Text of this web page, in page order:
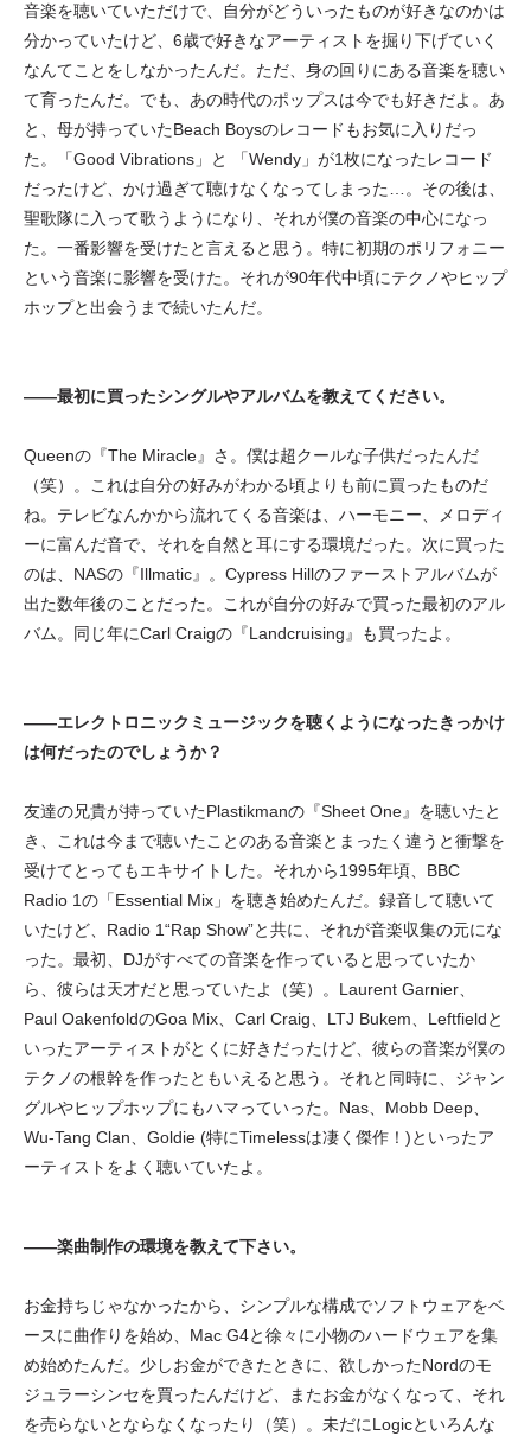
音楽を聴いていただけで、自分がどういったものが好きなのかは
分かっていたけど、6歳で好きなアーティストを掘り下げていく
なんてことをしなかったんだ。ただ、身の回りにある音楽を聴い
て育ったんだ。でも、あの時代のポップスは今でも好きだよ。あ
と、母が持っていたBeach Boysのレコードもお気に入りだっ
た。「Good Vibrations」と 「Wendy」が1枚になったレコード
だったけど、かけ過ぎて聴けなくなってしまった…。その後は、
聖歌隊に入って歌うようになり、それが僕の音楽の中心になっ
た。一番影響を受けたと言えると思う。特に初期のポリフォニー
という音楽に影響を受けた。それが90年代中頃にテクノやヒップ
ホップと出会うまで続いたんだ。
——最初に買ったシングルやアルバムを教えてください。
Queenの『The Miracle』さ。僕は超クールな子供だったんだ
（笑）。これは自分の好みがわかる頃よりも前に買ったものだ
ね。テレビなんかから流れてくる音楽は、ハーモニー、メロディ
ーに富んだ音で、それを自然と耳にする環境だった。次に買った
のは、NASの『Illmatic』。Cypress Hillのファーストアルバムが
出た数年後のことだった。これが自分の好みで買った最初のアル
バム。同じ年にCarl Craigの『Landcruising』も買ったよ。
——エレクトロニックミュージックを聴くようになったきっかけ
は何だったのでしょうか？
友達の兄貴が持っていたPlastikmanの『Sheet One』を聴いたと
き、これは今まで聴いたことのある音楽とまったく違うと衝撃を
受けてとってもエキサイトした。それから1995年頃、BBC
Radio 1の「Essential Mix」を聴き始めたんだ。録音して聴いて
いたけど、Radio 1“Rap Show”と共に、それが音楽収集の元にな
った。最初、DJがすべての音楽を作っていると思っていたか
ら、彼らは天才だと思っていたよ（笑）。Laurent Garnier、
Paul OakenfoldのGoa Mix、Carl Craig、LTJ Bukem、Leftfieldと
いったアーティストがとくに好きだったけど、彼らの音楽が僕の
テクノの根幹を作ったともいえると思う。それと同時に、ジャン
グルやヒップホップにもハマっていった。Nas、Mobb Deep、
Wu-Tang Clan、Goldie (特にTimelessは凄く傑作！)といったア
ーティストをよく聴いていたよ。
——楽曲制作の環境を教えて下さい。
お金持ちじゃなかったから、シンプルな構成でソフトウェアをベ
ースに曲作りを始め、Mac G4と徐々に小物のハードウェアを集
め始めたんだ。少しお金ができたときに、欲しかったNordのモ
ジュラーシンセを買ったんだけど、またお金がなくなって、それ
を売らないとならなくなったり（笑）。未だにLogicといろんな